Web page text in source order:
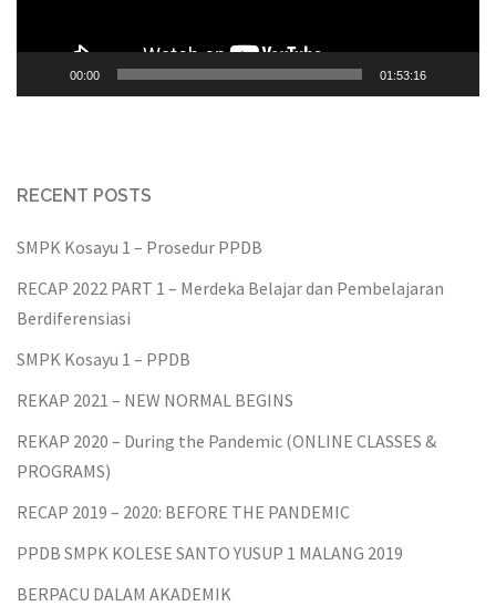
00:00 01:53:16
RECENT POSTS
SMPK Kosayu 1 – Prosedur PPDB
RECAP 2022 PART 1 – Merdeka Belajar dan Pembelajaran
Berdiferensiasi
SMPK Kosayu 1 – PPDB
REKAP 2021 – NEW NORMAL BEGINS
REKAP 2020 – During the Pandemic (ONLINE CLASSES &
PROGRAMS)
RECAP 2019 – 2020: BEFORE THE PANDEMIC
PPDB SMPK KOLESE SANTO YUSUP 1 MALANG 2019
BERPACU DALAM AKADEMIK